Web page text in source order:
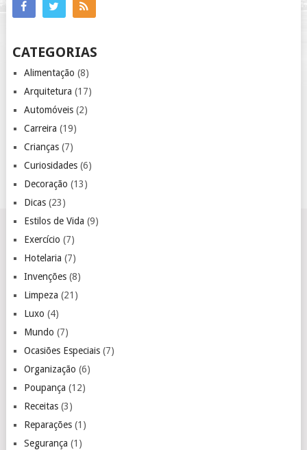
CATEGORIAS
Alimentação (8)
Arquitetura (17)
Automóveis(2)
Carreira (19)
Crianças(7)
Curiosidades(6)
Decoração (13)
Dicas(23)
Estilos de Vida (9)
Exercício (7)
Hotelaria (7)
Invenções(8)
Limpeza (21)
Luxo (4)
Mundo (7)
Ocasiões Especiais(7)
Organização (6)
Poupança (12)
Receitas(3)
Reparações(1)
Segurança (1)